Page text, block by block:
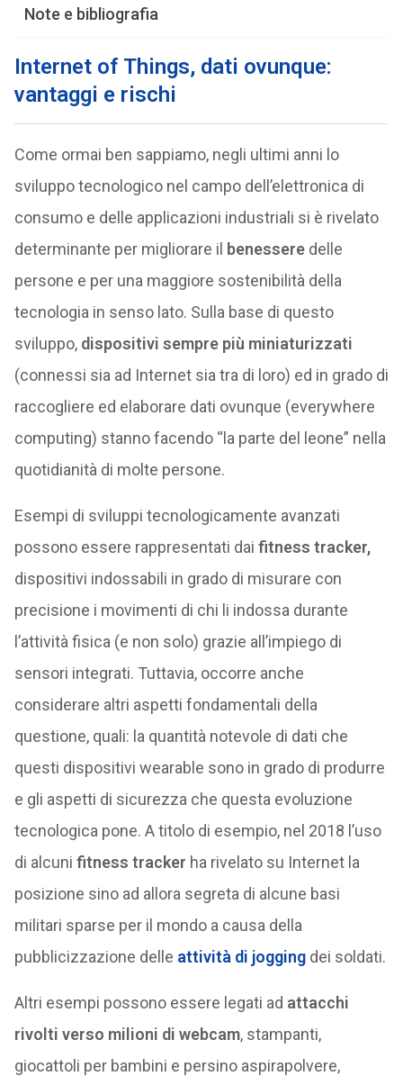
Note e bibliografia
Internet of Things, dati ovunque:
vantaggi e rischi
Come ormai ben sappiamo, negli ultimi anni lo
sviluppo tecnologico nel campo dell’elettronica di
consumo e delle applicazioni industriali si è rivelato
determinante per migliorare il benesseredelle
persone e per una maggiore sostenibilità della
tecnologia in senso lato. Sulla base di questo
sviluppo, dispositivi sempre più miniaturizzati
(connessi sia ad Internet sia tra di loro) ed in grado di
raccogliere ed elaborare dati ovunque (everywhere
computing) stanno facendo “la parte del leone” nella
quotidianità di molte persone.
Esempi di sviluppi tecnologicamente avanzati
possono essere rappresentati dai fitness tracker,
dispositivi indossabili in grado di misurare con
precisione i movimenti di chi li indossa durante
l’attività fisica (e non solo) grazie all’impiego di
sensori integrati. Tuttavia, occorre anche
considerare altri aspetti fondamentali della
questione, quali: la quantità notevole di dati che
questi dispositivi wearable sono in grado di produrre
e gli aspetti di sicurezza che questa evoluzione
tecnologica pone. A titolo di esempio, nel 2018 l’uso
di alcuni fitness tracker ha rivelato su Internet la
posizione sino ad allora segreta di alcune basi
militari sparse per il mondo a causa della
pubblicizzazione delle attività di joggingdei soldati.
Altri esempi possono essere legati ad attacchi
rivolti verso milioni di webcam, stampanti,
giocattoli per bambini e persino aspirapolvere,